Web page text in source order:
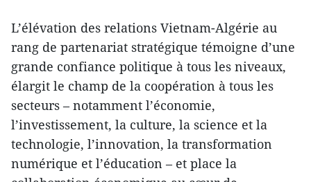
L’élévation des relations Vietnam-Algérie au
rang de partenariat stratégique témoigne d’une
grande confiance politique à tous les niveaux,
élargit le champ de la coopération à tous les
secteurs – notamment l’économie,
l’investissement, la culture, la science et la
technologie, l’innovation, la transformation
numérique et l’éducation – et place la